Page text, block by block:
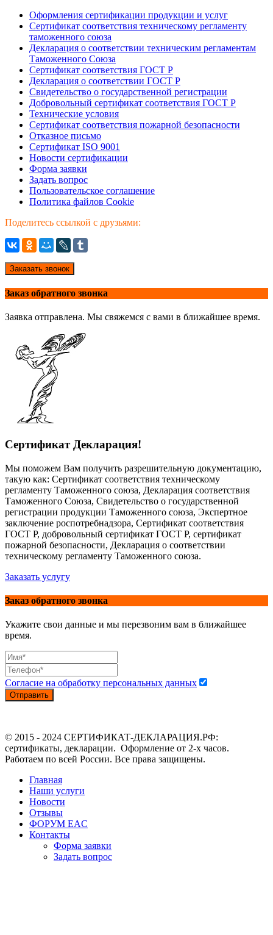
Оформления сертификации продукции и услуг
Сертификат соответствия техническому регламенту
таможенного союза
Декларация о соответствии техническим регламентам
Таможенного Союза
Сертификат соответствия ГОСТ Р
Декларация о соответствии ГОСТ Р
Свидетельство о государственной регистрации
Добровольный сертификат соответствия ГОСТ Р
Технические условия
Сертификат соответствия пожарной безопасности
Отказное письмо
Сертификат ISO 9001
Новости сертификации
Форма заявки
Задать вопрос
Пользовательское соглашение
Политика файлов Cookie
Поделитесь ссылкой с друзьями:
Заказать звонок
Заказ обратного звонка
Заявка отправлена. Мы свяжемся с вами в ближайшее время.
Сертификат Декларация!
Мы поможем Вам получить разрешительную документацию,
такую как: Сертификат соответствия техническому
регламенту Таможенного союза, Декларация соответствия
Таможенного Союза, Свидетельство о государственной
регистрации продукции Таможенного союза, Экспертное
заключение роспотребнадзора, Сертификат соответствия
ГОСТ Р, добровольный сертификат ГОСТ Р, сертификат
пожарной безопасности, Декларация о соответствии
техническому регламенту Таможенного союза.
Заказать услугу
Заказ обратного звонка
Укажите свои данные и мы перезвоним вам в ближайшее
время.
Согласие на обработку персональных данных
Отправить
© 2015 - 2024 СЕРТИФИКАТ-ДЕКЛАРАЦИЯ.РФ:
сертификаты, декларации. Оформление от 2-х часов.
Работаем по всей России. Все права защищены.
Главная
Наши услуги
Новости
Отзывы
ФОРУМ EAC
Контакты
Форма заявки
Задать вопрос